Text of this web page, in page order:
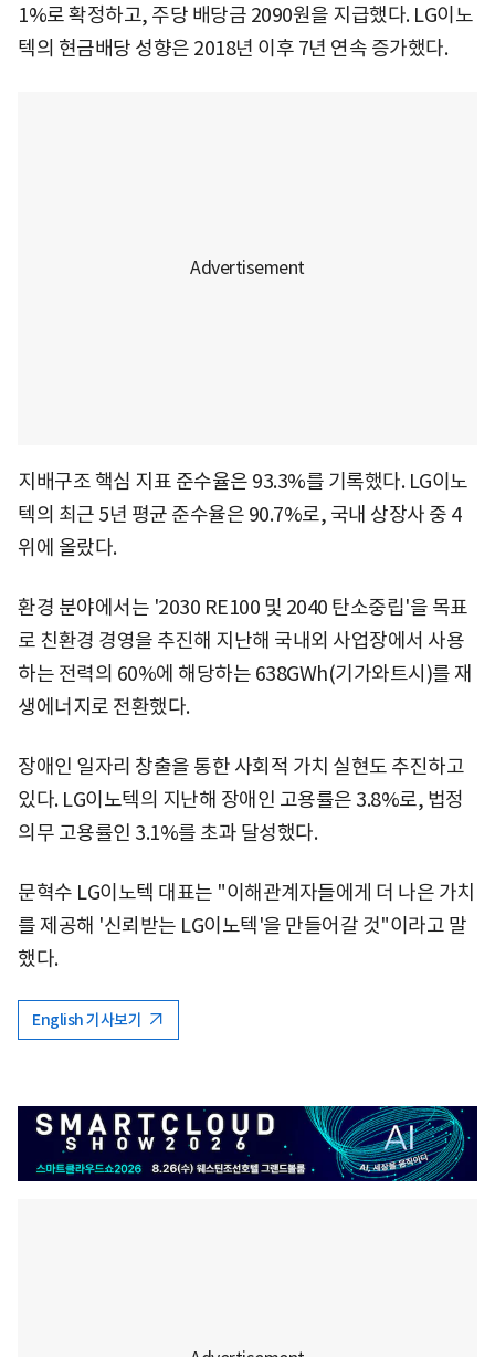
1%로 확정하고, 주당 배당금 2090원을 지급했다. LG이노
텍의 현금배당 성향은 2018년 이후 7년 연속 증가했다.
지배구조 핵심 지표 준수율은 93.3%를 기록했다. LG이노
텍의 최근 5년 평균 준수율은 90.7%로, 국내 상장사 중 4
위에 올랐다.
환경 분야에서는 '2030 RE100 및 2040 탄소중립'을 목표
로 친환경 경영을 추진해 지난해 국내외 사업장에서 사용
하는 전력의 60%에 해당하는 638GWh(기가와트시)를 재
생에너지로 전환했다.
장애인 일자리 창출을 통한 사회적 가치 실현도 추진하고
있다. LG이노텍의 지난해 장애인 고용률은 3.8%로, 법정
의무 고용률인 3.1%를 초과 달성했다.
문혁수 LG이노텍 대표는 "이해관계자들에게 더 나은 가치
를 제공해 '신뢰받는 LG이노텍'을 만들어갈 것"이라고 말
했다.
English 기사보기